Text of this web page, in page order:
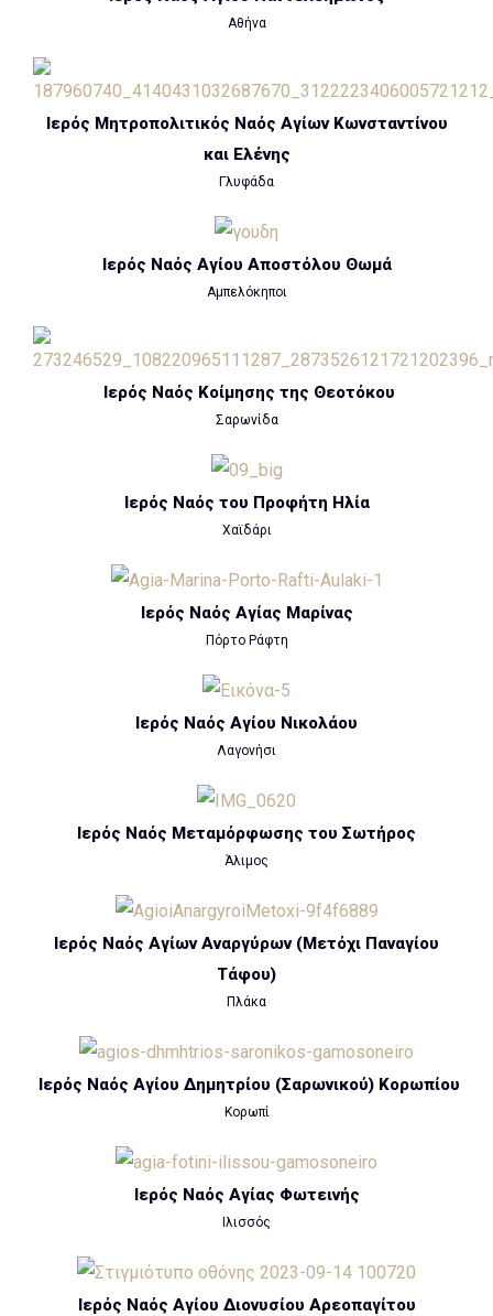
Αθήνα
Ιερός Μητροπολιτικός Ναός Αγίων Κωνσταντίνου
και Ελένης
Γλυφάδα
Ιερός Ναός Αγίου Αποστόλου Θωμά
Αμπελόκηποι
Ιερός Ναός Κοίμησης της Θεοτόκου
Σαρωνίδα
Ιερός Ναός του Προφήτη Ηλία
Χαϊδάρι
Ιερός Ναός Αγίας Μαρίνας
Πόρτο Ράφτη
Ιερός Ναός Αγίου Νικολάου
Λαγονήσι
Ιερός Ναός Μεταμόρφωσης του Σωτήρος
Άλιμος
Ιερός Ναός Αγίων Αναργύρων (Μετόχι Παναγίου
Τάφου)
Πλάκα
Ιερός Ναός Αγίου Δημητρίου (Σαρωνικού) Κορωπίου
Κορωπί
Ιερός Ναός Αγίας Φωτεινής
Ιλισσός
Ιερός Ναός Αγίου Διονυσίου Αρεοπαγίτου